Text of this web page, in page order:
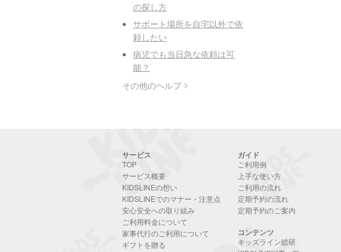
の探し方
サポート場所を自宅以外で依
頼したい
病児でも当日急な依頼は可
能？
その他のヘルプ
サービス
TOP
サービス概要
KIDSLINEの想い
KIDSLINEでのマナー・注意点
安心安全への取り組み
ご利用料金について
家事代行のご利用について
ギフトを贈る
ガイド
ご利用例
上手な使い方
ご利用の流れ
定期予約の流れ
定期予約のご案内
コンテンツ
キッズライン総研